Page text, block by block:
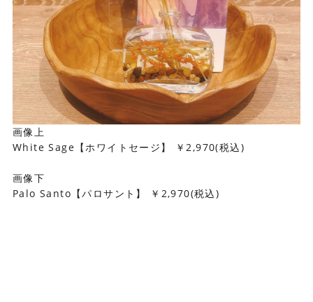
画像上
White Sage【ホワイトセージ】 ￥2,970(税込)
画像下
Palo Santo【パロサント】 ￥2,970(税込)